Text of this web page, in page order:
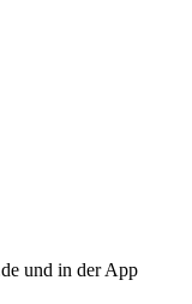
und in der App